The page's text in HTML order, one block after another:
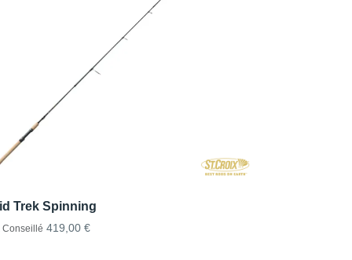
Trek Spinning
Conseillé 419,00 €